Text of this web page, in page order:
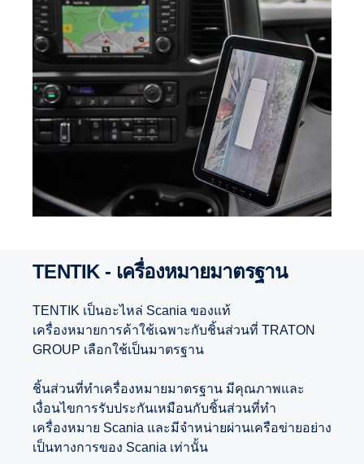
TENTIK - เครื่องหมายมาตรฐาน
TENTIK เป็นอะไหล่ Scania ของแท้
เครื่องหมายการค้าใช้เฉพาะกับชิ้นส่วนที่ TRATON
GROUP เลือกใช้เป็นมาตรฐาน
ชิ้นส่วนที่ทำเครื่องหมายมาตรฐาน มีคุณภาพและ
เงื่อนไขการรับประกันเหมือนกับชิ้นส่วนที่ทำ
เครื่องหมาย Scania และมีจำหน่ายผ่านเครือข่ายอย่าง
เป็นทางการของ Scania เท่านั้น